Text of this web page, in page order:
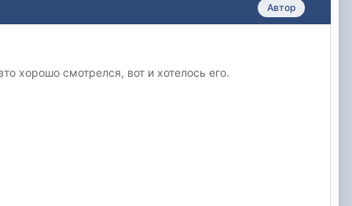
Автор
хорошо смотрелся, вот и хотелось его.